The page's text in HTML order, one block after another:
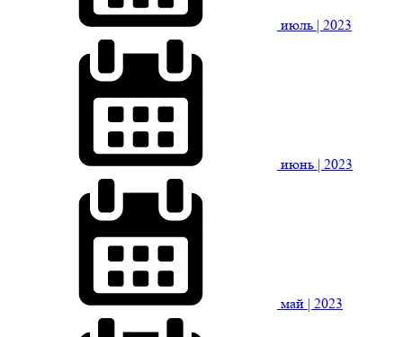
июль | 2023
июнь | 2023
май | 2023